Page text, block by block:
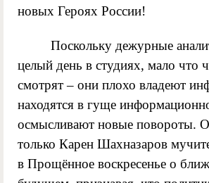
новых Героях России!
Поскольку дежурные
целый день в студиях, мало что
смотрят – они плохо владеют
находятся в гуще
осмысливают новые повороты.
только Карен Шахназаров
в Прощённое воскресенье о